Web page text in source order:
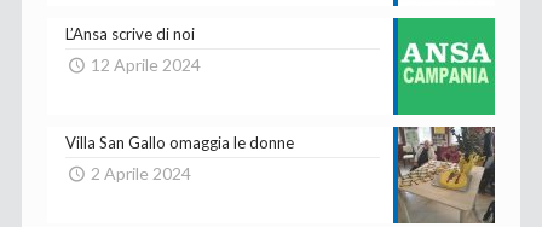
L’Ansa scrive di noi
12 Aprile 2024
Villa San Gallo omaggia le donne
2 Aprile 2024